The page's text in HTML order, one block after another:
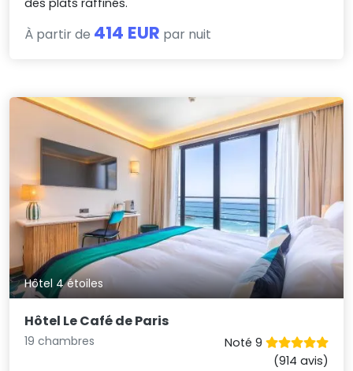
des plats raffinés.
À partir de 414 EUR par nuit
Hôtel 4 étoiles
Hôtel Le Café de Paris
19 chambres
Noté 9
(914 avis)